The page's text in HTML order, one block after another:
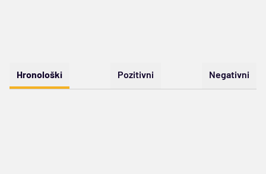
Hronološki Pozitivni Negativni